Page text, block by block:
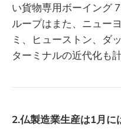
い貨物専用ボーイング
ループはまた、ニュー
ミ、ヒューストン、ダ
ターミナルの近代化も
2.仏製造業生産は1月に